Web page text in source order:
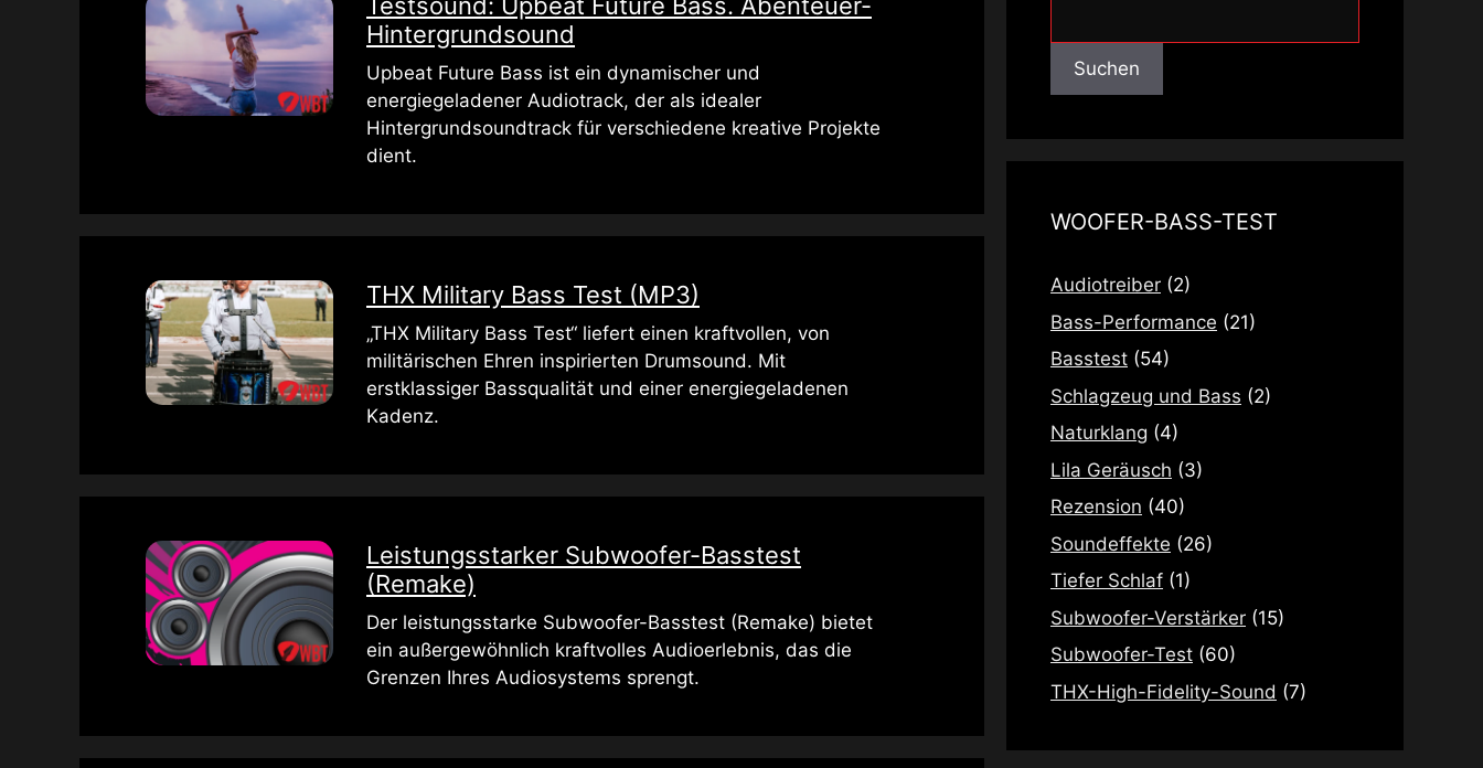
Hintergrundsound
Upbeat Future Bass ist ein dynamischer und
energiegeladener Audiotrack, der als idealer
Hintergrundsoundtrack für verschiedene kreative Projekte
dient.
THX Military Bass Test (MP3)
„THX Military Bass Test“ liefert einen kraftvollen, von
militärischen Ehren inspirierten Drumsound. Mit
erstklassiger Bassqualität und einer energiegeladenen
Kadenz.
Leistungsstarker Subwoofer-Basstest
(Remake)
Der leistungsstarke Subwoofer-Basstest (Remake) bietet
ein außergewöhnlich kraftvolles Audioerlebnis, das die
Grenzen Ihres Audiosystems sprengt.
Suchen
WOOFER-BASS-TEST
Audiotreiber (2)
Bass-Performance (21)
Basstest (54)
Schlagzeug und Bass (2)
Naturklang (4)
Lila Geräusch (3)
Rezension (40)
Soundeffekte (26)
Tiefer Schlaf (1)
Subwoofer-Verstärker (15)
Subwoofer-Test (60)
THX-High-Fidelity-Sound (7)